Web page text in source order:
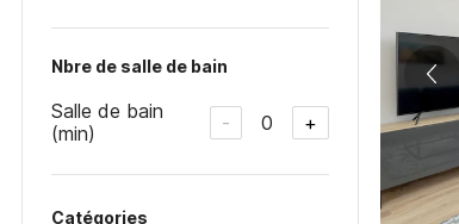
Nbre de salle de bain
Salle de bain
(min)
- 0 +
Catégories